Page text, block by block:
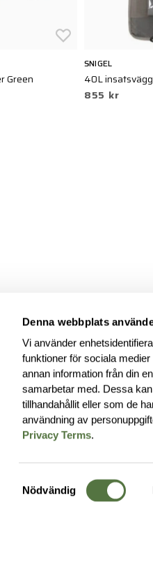
Denna webbplats
Vi använder
funktioner för sociala
annan information från din
samarbetar med. Dessa
tillhandahållit eller som de
användning av
Privacy Terms.
Samtyckesval
Nödvändig
Green
SNIGEL
40L
855 kr